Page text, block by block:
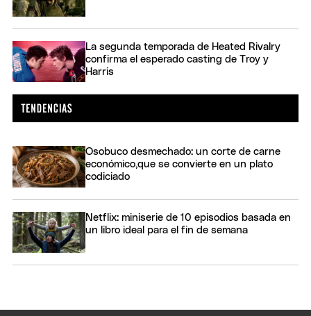
La segunda temporada de Heated Rivalry
confirma el esperado casting de Troy y
Harris
Osobuco desmechado: un corte de carne
económico,que se convierte en un plato
codiciado
Netflix: miniserie de 10 episodios basada en
un libro ideal para el fin de semana